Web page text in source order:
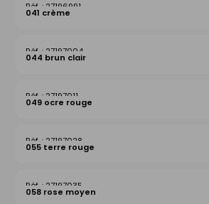
27196991
041 crème
27197004
044 brun clair
27197011
049 ocre rouge
27197028
055 terre rouge
27197035
058 rose moyen